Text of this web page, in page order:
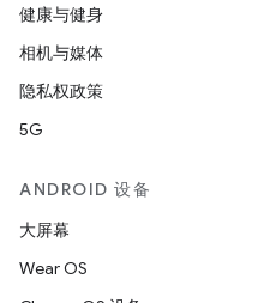
健康与健身
相机与媒体
隐私权政策
5G
ANDROID 设备
大屏幕
Wear OS